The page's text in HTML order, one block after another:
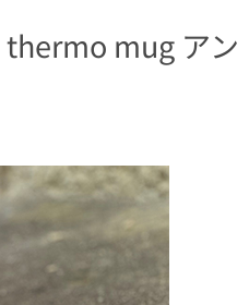
thermo mug アン